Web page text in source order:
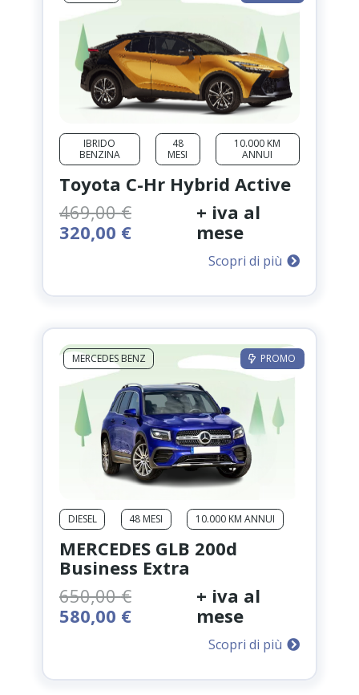
IBRIDO
BENZINA
48
MESI
10.000 KM
ANNUI
Toyota C-Hr Hybrid Active
469,00€
Il
era:
320,00 €Il
è:
+ iva al
mese
Scopri di più
MERCEDES BENZ PROMO
DIESEL 48 MESI 10.000 KM ANNUI
MERCEDES GLB 200d
Business Extra
650,00€
Il
era:
580,00 €Il
è:
+ iva al
mese
Scopri di più